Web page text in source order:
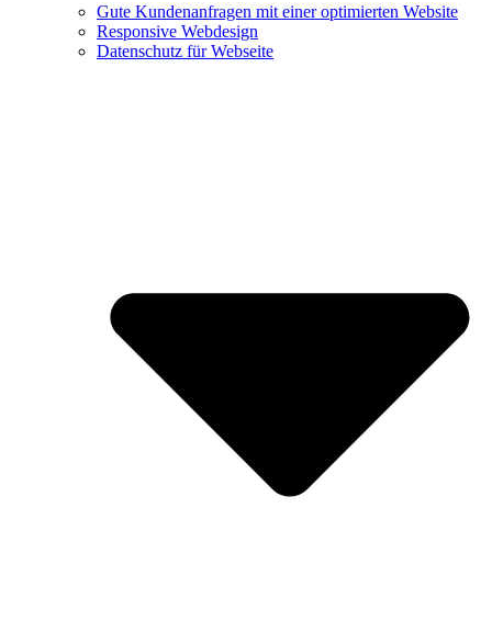
Gute Kundenanfragen mit einer optimierten Website
Responsive Webdesign
Datenschutz für Webseite